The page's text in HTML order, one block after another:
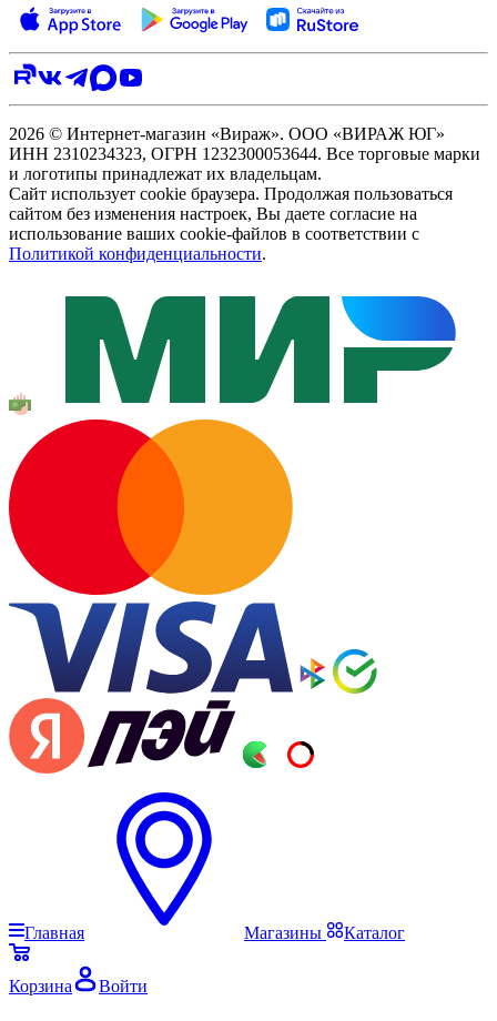
2026 © Интернет-магазин «Вираж». ООО «ВИРАЖ ЮГ»
ИНН 2310234323, ОГРН 1232300053644. Все торговые марки
и логотипы принадлежат их владельцам.
Сайт использует cookie браузера. Продолжая пользоваться
сайтом без изменения настроек, Вы даете согласие на
использование ваших cookie-файлов в соответствии с
Политикой конфиденциальности.
Главная Магазины Каталог
Корзина Войти